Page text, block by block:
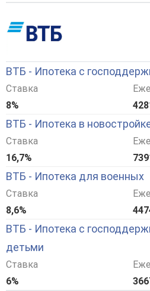
ВТБ - Ипотека с
Ставка
8%
ВТБ - Ипотека в
Ставка
16,7%
ВТБ - Ипотека для военных
Ставка
8,6%
ВТБ - Ипотека с
детьми
Ставка
6%